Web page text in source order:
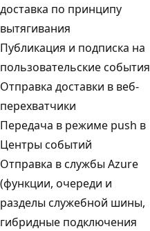
доставка по принципу
вытягивания
Публикация и подписка на
пользовательские события
Отправка доставки в веб-
перехватчики
Передача в режиме push в
Центры событий
Отправка в службы Azure
(функции, очереди и
разделы служебной шины,
гибридные подключения